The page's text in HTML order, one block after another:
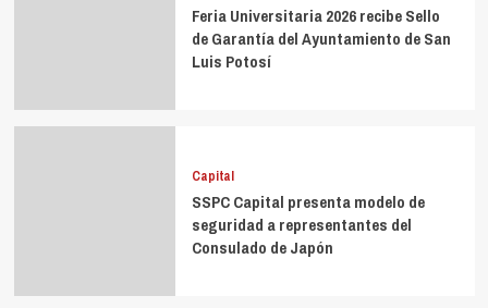
Feria Universitaria 2026 recibe Sello
de Garantía del Ayuntamiento de San
Luis Potosí
Capital
SSPC Capital presenta modelo de
seguridad a representantes del
Consulado de Japón